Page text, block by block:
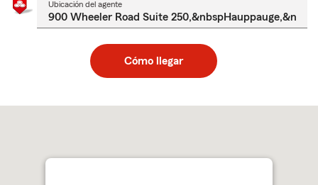
Ubicación del agente
Cómo llegar
to